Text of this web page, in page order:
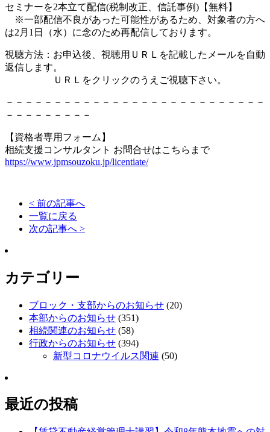
セミナーを2本立て配信(税制改正、信託事例)【無料】
※一部配信不良があった可能性があるため、対象者の方へ
は2月1日（水）に念のため再配信しております。
視聴方法：お申込後、視聴用ＵＲＬを記載したメールを自動
返信します。
ＵＲＬをクリックのうえご視聴下さい。
－－－－－－－－－－－－－－－－－－－－－－－－－－－
－－－－－－－－－
【資格者専用フォーム】
相続支援コンサルタント お問合せはこちらまで
https://www.jpmsouzoku.jp/licentiate/
< 前の記事へ
一覧に戻る
次の記事へ >
カテゴリー
ブロック・支部からのお知らせ (20)
本部からのお知らせ (351)
相続関連のお知らせ (58)
行政からのお知らせ (394)
新型コロナウイルス関連 (50)
最近の投稿